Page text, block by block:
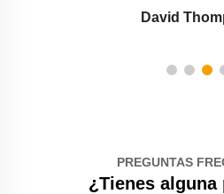
David
PREGUNTAS
¿Tienes alguna